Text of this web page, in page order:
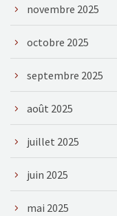
novembre 2025
octobre 2025
septembre 2025
août 2025
juillet 2025
juin 2025
mai 2025